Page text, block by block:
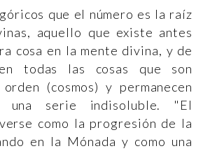
que el número es la raíz
aquello que existe antes
cosa en la mente divina, y de
todas las cosas que son
(cosmos) y permanecen
una serie indisoluble. "El
como la progresión de la
en la Mónada y como una